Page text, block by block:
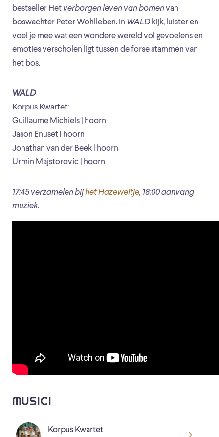
bestseller Het verborgen leven van bomenvan
boswachter Peter Wohlleben. In WALD kijk, luister en
voel je mee wat een wondere wereld vol gevoelens en
emoties verscholen ligt tussen de forse stammen van
het bos.
WALD
Korpus Kwartet:
Guillaume Michiels | hoorn
Jason Enuset | hoorn
Jonathan van der Beek | hoorn
Urmin Majstorovic | hoorn
17:45 verzamelen bijhet Hazeweitje, 18:00 aanvang
muziek.
MUSICI
Korpus Kwartet